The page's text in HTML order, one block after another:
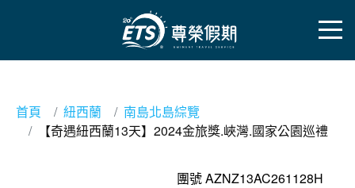
首頁 紐西蘭
南島北島綜覽
【奇遇紐西蘭13天】2024金旅獎.峽灣.國家公園巡禮
團號 AZNZ13AC261128H